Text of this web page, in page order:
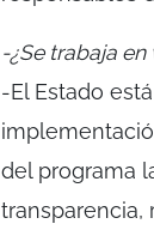
-¿Se trabaja
-El Estado
del programa
transparencia,